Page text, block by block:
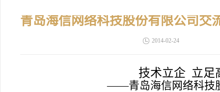
2014-02-24
技术立企 立足
——青岛海信网络科技